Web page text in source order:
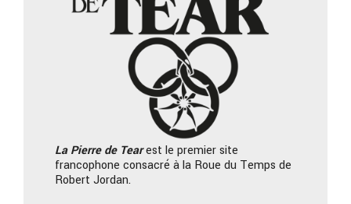
La Pierrede Tearest le premier site
francophone consacré à la Roue du Temps de
Robert Jordan.